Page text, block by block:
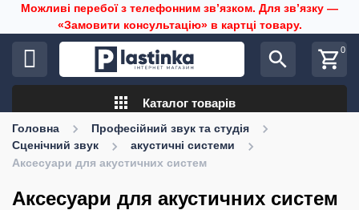
Можливі перебої з телефонним звʼязком. Для звʼязку —
«Замовити консультацію» в картці товару.
search shopping_cart0
apps Каталог товарів
Головна
Професійний звук та студія
Сценічний звук
акустичні системи
Аксесуари для акустичних систем
Аксесуари для акустичних систем